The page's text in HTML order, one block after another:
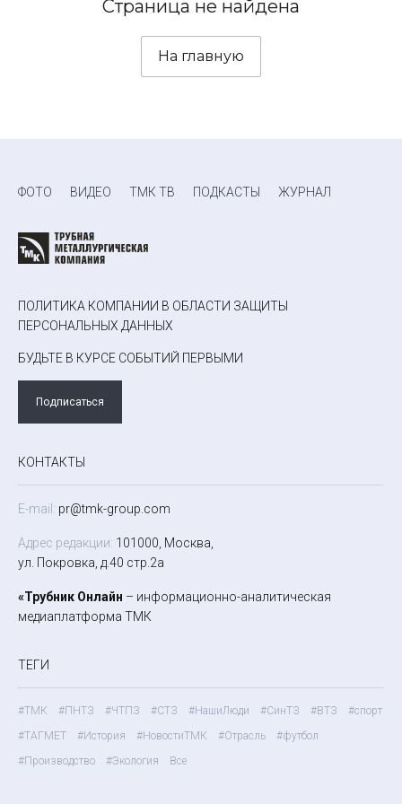
Страница не найдена
На главную
ФОТО ВИДЕО ТМК ТВ ПОДКАСТЫ ЖУРНАЛ
ПОЛИТИКА КОМПАНИИ В ОБЛАСТИ ЗАЩИТЫ
ПЕРСОНАЛЬНЫХ ДАННЫХ
БУДЬТЕ В КУРСЕ СОБЫТИЙ ПЕРВЫМИ
Подписаться
КОНТАКТЫ
E-mail: pr@tmk-group.com
Адрес редакции: 101000, Москва,
ул. Покровка, д.40 стр.2а
«Трубник Онлайн – информационно-аналитическая
медиаплатформа ТМК
ТЕГИ
#ТМК #ПНТЗ #ЧТПЗ #СТЗ #НашиЛюди #СинТЗ #ВТЗ
#спорт
#ТАГМЕТ
#История #НовостиТМК #Отрасль
#футбол
#Производство
#Экология Все